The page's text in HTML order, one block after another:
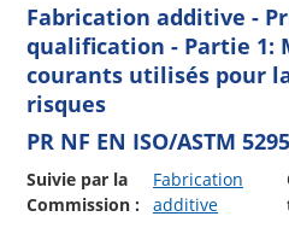
Fabrication additive -
qualification - Partie 1:
courants utilisés pour
risques
PR NF EN ISO/ASTM
Suivie par la
Commission :
Fabrication
additive